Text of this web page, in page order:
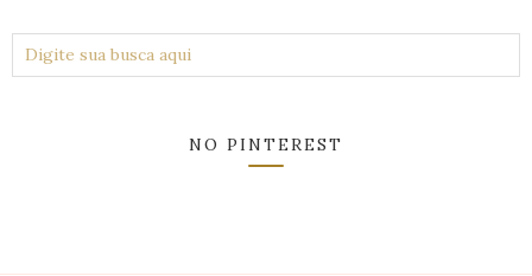
NO PINTEREST